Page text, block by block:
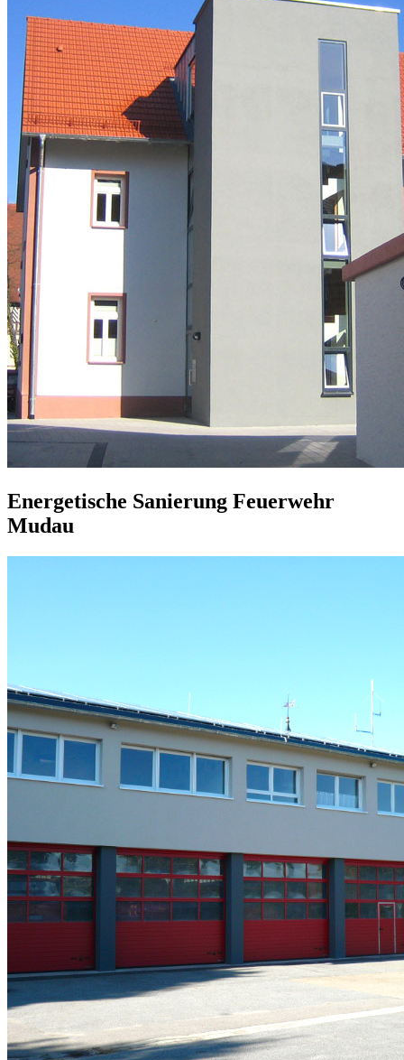
Energetische Sanierung Feuerwehr
Mudau